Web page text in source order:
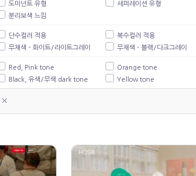
도미넌트 유형 세퍼레이션 유형
분리보색 느낌
단수컬러 적용 복수컬러 적용
무채색 - 화이트/라이트그레이
무채색 - 블랙/다크그레이
Red, Pink tone Orange tone
Black, 유색/무색 dark tone
Yellow tone